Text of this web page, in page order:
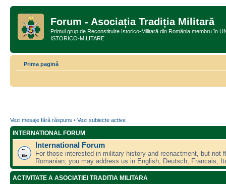
Forum - Asociația Tradiția Militară
Primul grup de Reconstituire Istorico-Militară din România membru în
ISTORICO-MILITARE
Prima pagină
Vezi mesaje fără răspuns • Vezi subiecte active
INTERNATIONAL FORUM
International Forum
For those interested in military history and reenactment, but not
Romanian; you may address us in English, Deutsch, Francais,
ACTIVITATE A ASOCIATIEI TRADITIA MILITARA